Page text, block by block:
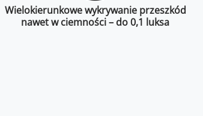
Wielokierunkowe wykrywanie przeszkód
nawet w ciemności – do 0,1 luksa